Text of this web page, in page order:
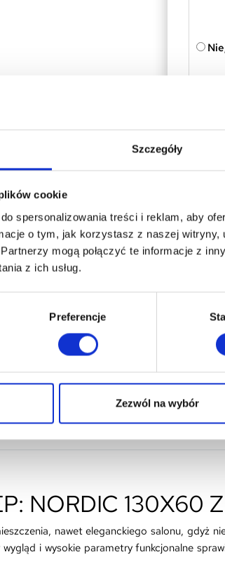
Szczegóły
cookie
spersonalizowania treści i reklam, aby
o tym, jak korzystasz z naszej witryny,
mogą połączyć te informacje z
z ich usług.
Preferencje
Zezwól na wybór
NORDIC 130X60
nawet eleganckiego salonu, gdyż
i wysokie parametry funkcjonalne